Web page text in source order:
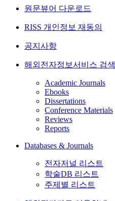
원문뷰어 다운로드
RISS 개인정보 재동의
공지사항
해외전자정보서비스 검색
Academic Journals
Ebooks
Dissertations
Conference Materials
Reviews
Reports
Databases & Journals
전자저널 리스트
학술DB 리스트
주제별 리스트